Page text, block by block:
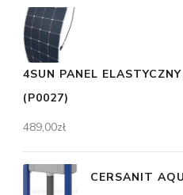
4SUN PANEL
(P0027)
489,00zł
CERSANIT